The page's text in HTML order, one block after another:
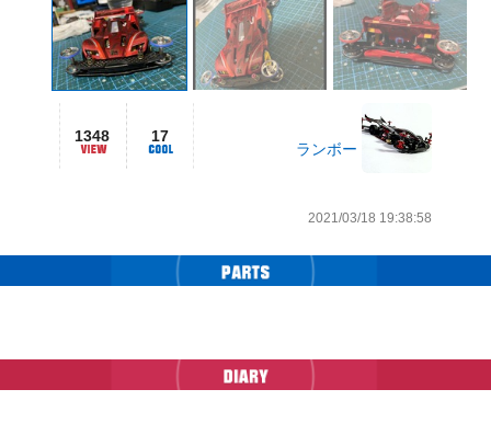
1348 17
ランボー
2021/03/18 19:38:58